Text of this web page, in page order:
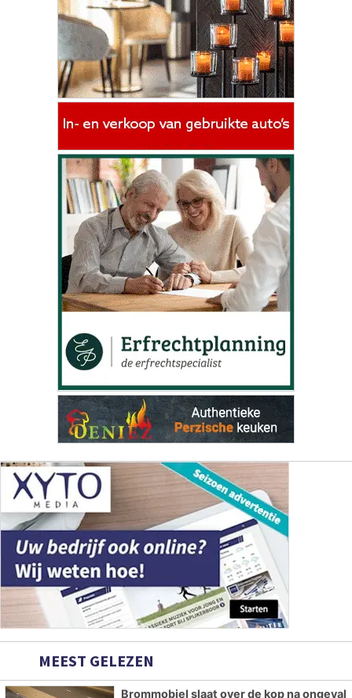
MEEST GELEZEN
Brommobiel slaat over de kop na ongeval